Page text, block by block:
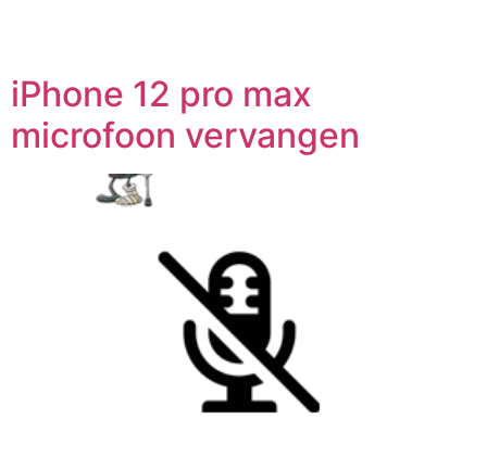
iPhone 12 pro max
microfoon vervangen